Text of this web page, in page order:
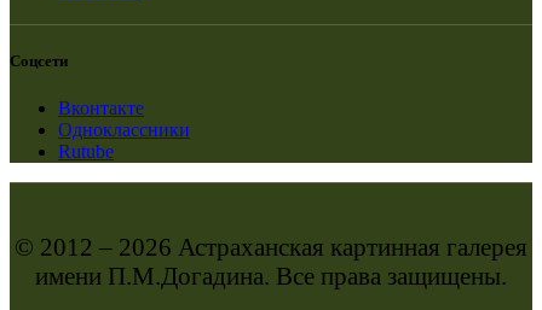
Соцсети
Вконтакте
Одноклассники
Rutube
© 2012 – 2026 Астраханская картинная галерея
имени П.М.Догадина. Все права защищены.